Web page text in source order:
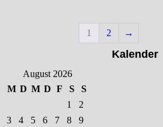
1 2 →
Kalender
August 2026
M D M D F S
S
1
2
3
4 5 6 7 8
9